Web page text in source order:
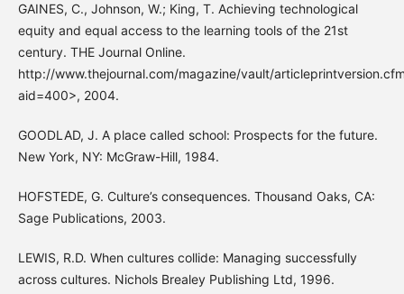
GAINES, C., Johnson, W.; King, T. Achieving technological
equity and equal access to the learning tools of the 21st
century. THE Journal Online.
http://www.thejournal.com/magazine/vault/
aid=400>, 2004.
GOODLAD, J. A place called school: Prospects for the future.
New York, NY: McGraw-Hill, 1984.
HOFSTEDE, G. Culture’s consequences. Thousand Oaks, CA:
Sage Publications, 2003.
LEWIS, R.D. When cultures collide: Managing successfully
across cultures. Nichols Brealey Publishing Ltd, 1996.